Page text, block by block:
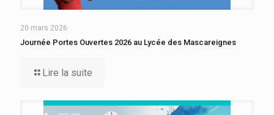
20 mars 2026
Journée Portes Ouvertes 2026 au Lycée des Mascareignes
Lire la suite